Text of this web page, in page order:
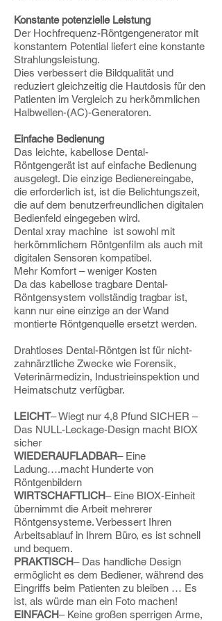
Konstante potenzielle Leistung
Der Hochfrequenz-Röntgengenerator mit
konstantem Potential liefert eine konstante
Strahlungsleistung.
Dies verbessert die Bildqualität und
reduziert gleichzeitig die Hautdosis für den
Patienten im Vergleich zu herkömmlichen
Halbwellen-(AC)-Generatoren.
Einfache Bedienung
Das leichte, kabellose Dental-
Röntgengerät ist auf einfache Bedienung
ausgelegt. Die einzige Bedienereingabe,
die erforderlich ist, ist die Belichtungszeit,
die auf dem benutzerfreundlichen digitalen
Bedienfeld eingegeben wird.
Dental xray machine ist sowohl mit
herkömmlichem Röntgenfilm als auch mit
digitalen Sensoren kompatibel.
Mehr Komfort – weniger Kosten
Da das kabellose tragbare Dental-
Röntgensystem vollständig tragbar ist,
kann nur eine einzige an der Wand
montierte Röntgenquelle ersetzt werden.
Drahtloses Dental-Röntgen ist für nicht-
zahnärztliche Zwecke wie Forensik,
Veterinärmedizin, Industrieinspektion und
Heimatschutz verfügbar.
LEICHT– Wiegt nur 4,8 Pfund SICHER –
Das NULL-Leckage-Design macht BIOX
sicher
WIEDERAUFLADBAR– Eine
Ladung….macht Hunderte von
Röntgenbildern
WIRTSCHAFTLICH– Eine BIOX-Einheit
übernimmt die Arbeit mehrerer
Röntgensysteme. Verbessert Ihren
Arbeitsablauf in Ihrem Büro, es ist schnell
und bequem.
PRAKTISCH– Das handliche Design
ermöglicht es dem Bediener, während des
Eingriffs beim Patienten zu bleiben … Es
ist, als würde man ein Foto machen!
EINFACH– Keine großen sperrigen Arme,